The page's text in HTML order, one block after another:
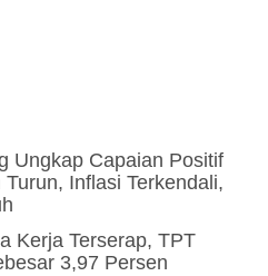
Ungkap Capaian Positif
Inflasi Terkendali,
Kerja Terserap, TPT
3,97 Persen